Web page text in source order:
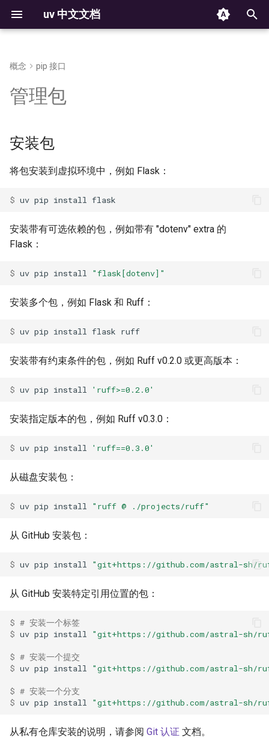
uv 中文文档
入
开
搜
索
Installation
First steps
功能概述
Getting help
Installing Python
Running scripts
工具
Working on projects
Publishing packages
迁移
Integrations
GitHub Actions
Pre-commit
Structure and files
Creating projects
管理依赖
Running commands
Locking and syncing
配置
Building distributions
导出锁文件
Using workspaces
The auth CLI
HTTP credentials
GIT 认证
TLS certificates
Third-party services
从文件安装包
卸载包
Commands
uv add
uv version
uv workspace
uv cache
uv self
uv shell
环境变量
Environment variables
存储
安装程序
Benchmarks
政策
python 支持
License
概念 pip 接口
管理包
安装包
将包安装到虚拟环境中，例如 Flask：
$ uv pip install
安装带有可选依赖的包，例如带有 "dotenv" extra 的
Flask：
$ uv pip install "flask[dotenv]"
安装多个包，例如 Flask 和 Ruff：
$ uv pip install flask
安装带有约束条件的包，例如 Ruff v0.2.0 或更高版本：
$ uv pip install 'ruff>=0.2.0'
安装指定版本的包，例如 Ruff v0.3.0：
$ uv pip install 'ruff==0.3.0'
从磁盘安装包：
$ uv pip install "ruff @ ./projects/ruff"
从 GitHub 安装包：
$ uv pip install "git+https://github.com/astral-sh/
从 GitHub 安装特定引用位置的包：
$ # 安装一个标签
$ uv pip install "git+https://github.com/astral-sh/
$ # 安装一个提交
$ uv pip install "git+https://github.com/astral-sh/
$ # 安装一个分支
$ uv pip install "git+https://github.com/astral-sh/
从私有仓库安装的说明，请参阅 Git 认证 文档。